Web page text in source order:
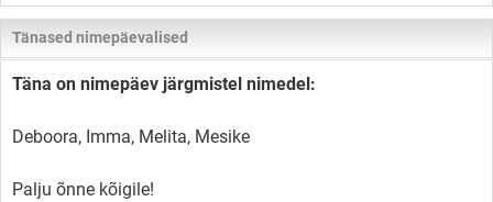
Tänased nimepäevalised
Täna on nimepäev järgmistel nimedel:
Deboora, Imma, Melita, Mesike
Palju õnne kõigile!